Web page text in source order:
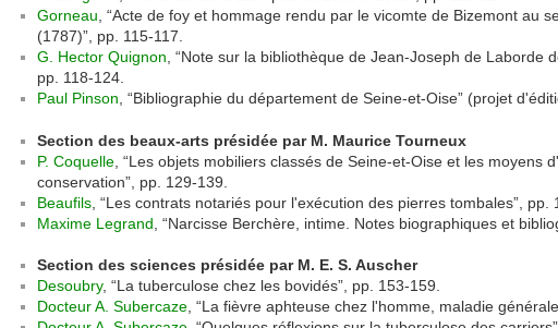
Gorneau , “Acte de foy et hommage rendu par le vicomte de Bizemont au
(1787)”, pp. 115-117.
G. Hector Quignon , “Note sur la bibliothèque de Jean-Joseph de Laborde
pp. 118-124.
Paul Pinson , “Bibliographie du département de Seine-et-Oise” (projet
Section des beaux-arts présidée par M. Maurice Tourneux
P. Coquelle , “Les objets mobiliers classés de Seine-et-Oise et les moyens
conservation”, pp. 129-139.
Beaufils , “Les contrats notariés pour l'exécution des pierres tombales”, pp.
Maxime Legrand , “Narcisse Berchère, intime. Notes biographiques et
Section des sciences présidée par M. E. S. Auscher
Desoubry, “La tuberculose chez les bovidés”, pp. 153-159.
Docteur A. Subercaze, “La fièvre aphteuse chez l'homme, maladie